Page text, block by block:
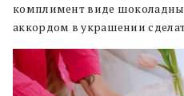
комплимент виде
аккордом в украшении